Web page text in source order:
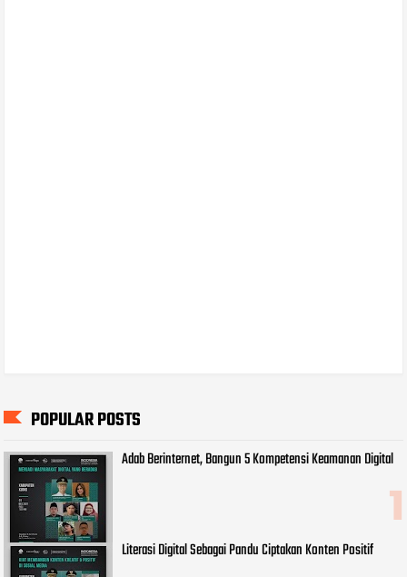
POPULAR POSTS
Adab Berinternet, Bangun 5 Kompetensi Keamanan Digital
Literasi Digital Sebagai Pandu Ciptakan Konten Positif